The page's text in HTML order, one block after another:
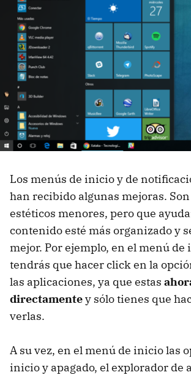
Los menús de inicio y de
han recibido algunas mejoras.
estéticos menores, pero que
contenido esté más organizado y
mejor. Por ejemplo, en el menú de
tendrás que hacer click en la
las aplicaciones, ya que estas
directamentey sólo tienes que
verlas.
A su vez, en el menú de inicio las
inicio y apagado, el explorador de